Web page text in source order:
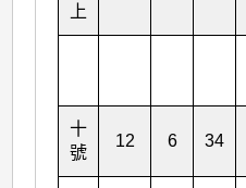
上
十
號
12 6 34